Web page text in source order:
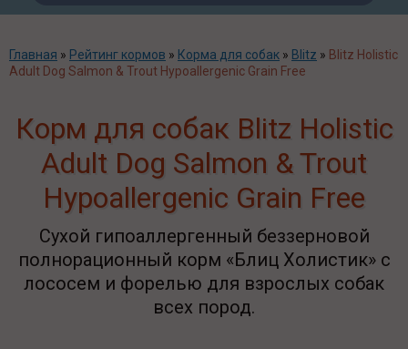
Главная » Рейтинг кормов » Корма для собак » Blitz » Blitz Holistic
Adult Dog Salmon & Trout Hypoallergenic Grain Free
Корм для собак Blitz Holistic
Adult Dog Salmon & Trout
Hypoallergenic Grain Free
Сухой гипоаллергенный беззерновой
полнорационный корм «Блиц Холистик» с
лососем и форелью для взрослых собак
всех пород.